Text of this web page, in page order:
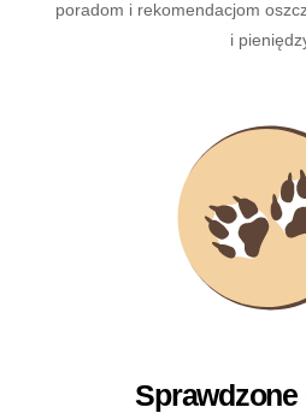
poradom i rekomendacjom
i
Sprawdzone